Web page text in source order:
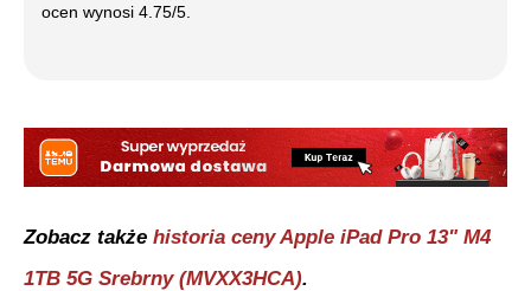
ocen wynosi 4.75/5.
Zobacz także historia cenyApple iPad Pro 13" M4
1TB 5G Srebrny (MVXX3HCA).